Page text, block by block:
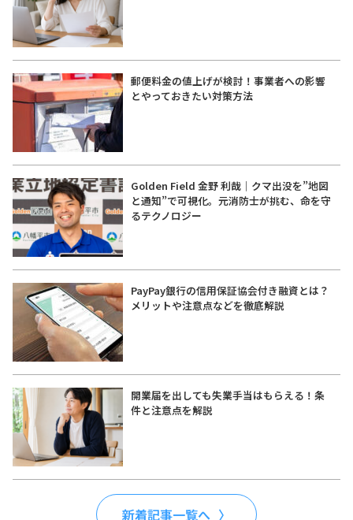
郵便料金の値上げが検討！事業者への影響
とやっておきたい対策方法
Golden Field 金野 利哉｜クマ出没を”地図
と通知”で可視化。元消防士が挑む、命を守
るテクノロジー
PayPay銀行の信用保証協会付き融資とは？
メリットや注意点などを徹底解説
開業届を出しても失業手当はもらえる！条
件と注意点を解説
新着記事一覧へ